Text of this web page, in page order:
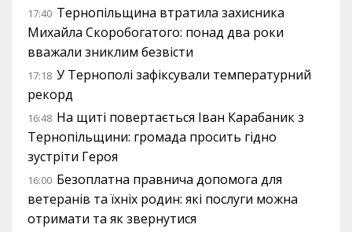
17:40 Тернопільщина втратила захисника
Михайла Скоробогатого: понад два роки
вважали зниклим безвісти
17:18 У Тернополі зафіксували температурний
рекорд
16:48 На щиті повертається Іван Карабаник з
Тернопільщини: громада просить гідно
зустріти Героя
16:00 Безоплатна правнича допомога для
ветеранів та їхніх родин: які послуги можна
отримати та як звернутися